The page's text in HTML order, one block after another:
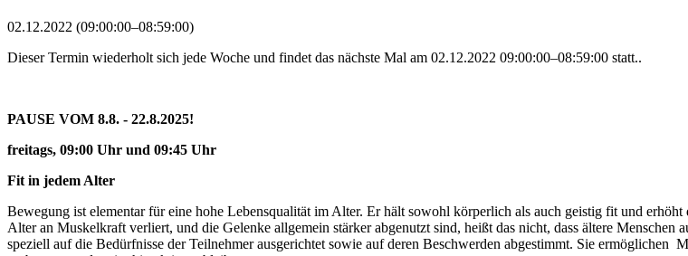
02.12.2022 (09:00:00–08:59:00)
Dieser Termin wiederholt sich jede Woche und findet das nächste Mal am 02.12.2022 09:00:00–08:59:00 statt..
PAUSE VOM 8.8. - 22.8.2025!
freitags, 09:00 Uhr und 09:45 Uhr
Fit in jedem Alter
Bewegung ist elementar für eine hohe Lebensqualität im Alter. Er hält sowohl körperlich als auch geistig fit und
Alter an Muskelkraft verliert, und die Gelenke allgemein stärker abgenutzt sind, heißt das nicht, dass ältere Menschen
speziell auf die Bedürfnisse der Teilnehmer ausgerichtet sowie auf deren Beschwerden abgestimmt. Sie ermöglichen